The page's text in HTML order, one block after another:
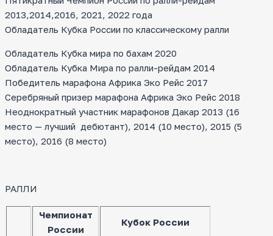
2013,2014,2016, 2021, 2022 года
Обладатель Кубка России по классическому ралли
Обладатель Кубка мира по бахам 2020
Обладатель Кубка Мира по ралли-рейдам 2014
Победитель марафона Африка Эко Рейс 2017
Серебряный призер марафона Африка Эко Рейс 2018
Неоднократный участник марафонов Дакар 2013 (16
место — лучший дебютант), 2014 (10 место), 2015 (5
место), 2016 (8 место)
РАЛЛИ
Чемпионат
России
Кубок России